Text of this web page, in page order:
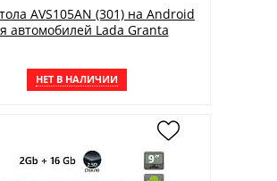
AVS105AN (301) на Android
автомобилей Lada Granta
НЕТ В НАЛИЧИИ